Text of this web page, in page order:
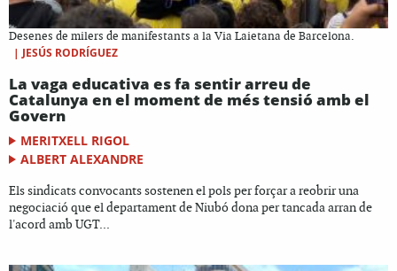
Desenes de milers de manifestants a la Via Laietana de Barcelona.
| JESÚS RODRÍGUEZ
La vaga educativa es fa sentir arreu de
Catalunya en el moment de més tensió amb el
Govern
MERITXELL RIGOL
ALBERT ALEXANDRE
Els sindicats convocants sostenen el pols per forçar a reobrir una
negociació que el departament de Niubó dona per tancada arran de
l'acord amb UGT...